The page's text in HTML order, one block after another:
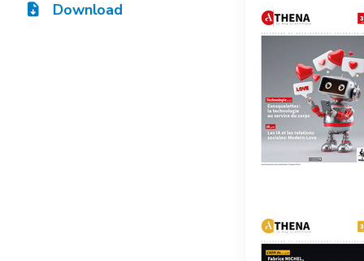
Download